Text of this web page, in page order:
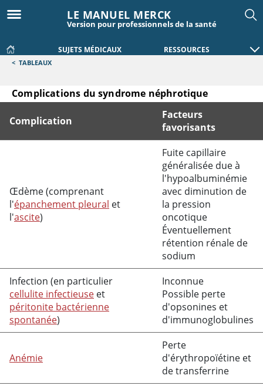
LE MANUEL MERCK
Version pour professionnels de la santé
SUJETS MÉDICAUX RESSOURCES
< TABLEAUX
Complications du syndrome néphrotique
Complications du syndrome néphrotique
Complication
Facteurs
favorisants
Œdème (comprenant
l'épanchement pleural et
l'ascite)
Fuite capillaire
généralisée due à
l'hypoalbuminémie
avec diminution de
la pression
oncotique
Éventuellement
rétention rénale de
sodium
Infection (en particulier
cellulite infectieuse et
péritonite bactérienne
spontanée)
Inconnue
Possible perte
d'opsonines et
d'immunoglobulines
Anémie
Perte
d'érythropoïétine et
de transferrine